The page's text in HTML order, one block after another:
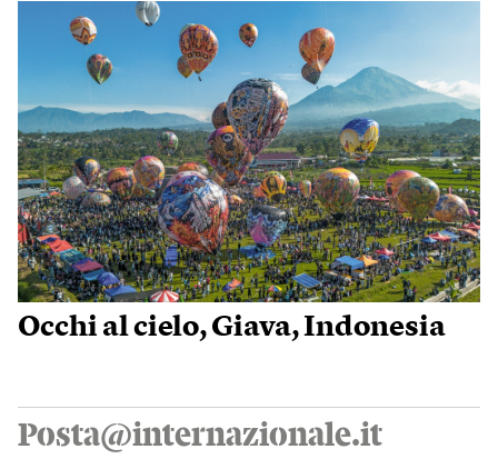
Occhi al cielo, Giava, Indonesia
Posta@internazionale.it